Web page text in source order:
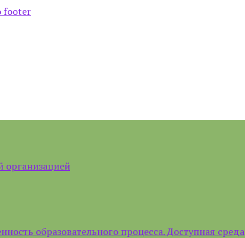
footer
организацией
образовательного процесса. Доступная среда